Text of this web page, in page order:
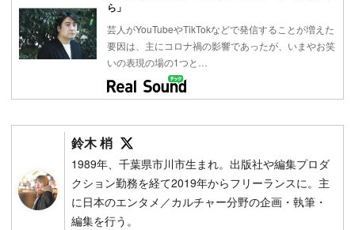
ら」
芸人がYouTubeやTikTokなどで発信することが増えた
要因は、主にコロナ禍の影響であったが、いまやお笑
いの表現の場の1つと…
鈴木 梢
1989年、千葉県市川市生まれ。出版社や編集プロダ
クション勤務を経て2019年からフリーランスに。主
に日本のエンタメ／カルチャー分野の企画・執筆・
編集を行う。